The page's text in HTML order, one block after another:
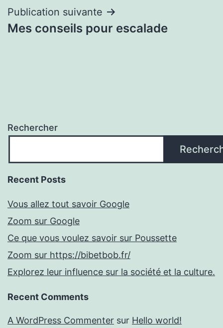
l’article
Publication suivante
Mes conseils pour escalade
Rechercher
Recent Posts
Vous allez tout savoir Google
Zoom sur Google
Ce que vous voulez savoir sur Poussette
Zoom sur https://bibetbob.fr/
Explorez leur influence sur la société et la culture.
Recent Comments
A WordPress Commenter sur Hello world!